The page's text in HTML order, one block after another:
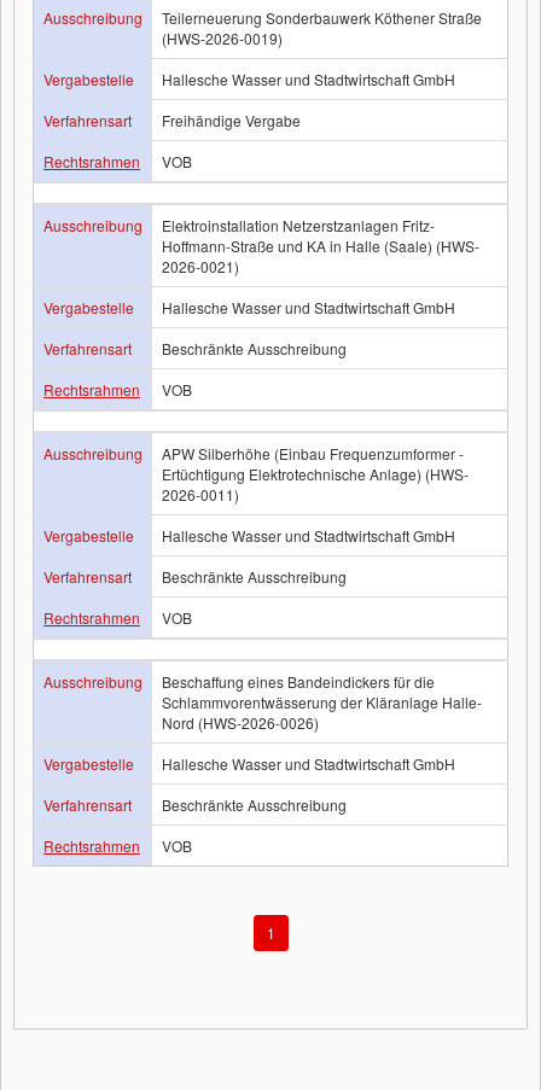
Ausschreibung
Teilerneuerung Sonderbauwerk Köthener Straße
(HWS-2026-0019)
Vergabestelle
Hallesche Wasser und Stadtwirtschaft GmbH
Verfahrensart
Freihändige Vergabe
Rechtsrahmen
VOB
Ausschreibung
Elektroinstallation Netzerstzanlagen Fritz-
Hoffmann-Straße und KA in Halle (Saale) (HWS-
2026-0021)
Vergabestelle
Hallesche Wasser und Stadtwirtschaft GmbH
Verfahrensart
Beschränkte Ausschreibung
Rechtsrahmen
VOB
Ausschreibung
APW Silberhöhe (Einbau Frequenzumformer -
Ertüchtigung Elektrotechnische Anlage) (HWS-
2026-0011)
Vergabestelle
Hallesche Wasser und Stadtwirtschaft GmbH
Verfahrensart
Beschränkte Ausschreibung
Rechtsrahmen
VOB
Ausschreibung
Beschaffung eines Bandeindickers für die
Schlammvorentwässerung der Kläranlage Halle-
Nord (HWS-2026-0026)
Vergabestelle
Hallesche Wasser und Stadtwirtschaft GmbH
Verfahrensart
Beschränkte Ausschreibung
Rechtsrahmen
VOB
1